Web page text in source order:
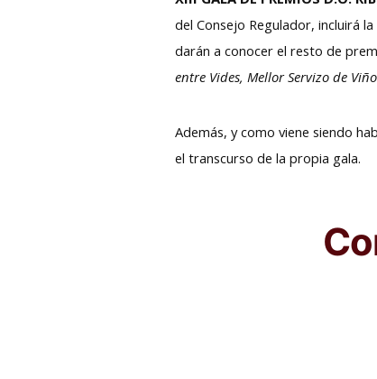
del Consejo Regulador, incluirá
darán a conocer el resto de
entre Vides, Mellor Servizo de
Además, y como viene siendo
el transcurso de la propia gala.